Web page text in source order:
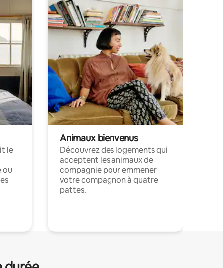
le
ou
Animaux bienvenus
Découvrez des logements qui
acceptent les animaux de
compagnie pour emmener
votre compagnon à quatre
pattes.